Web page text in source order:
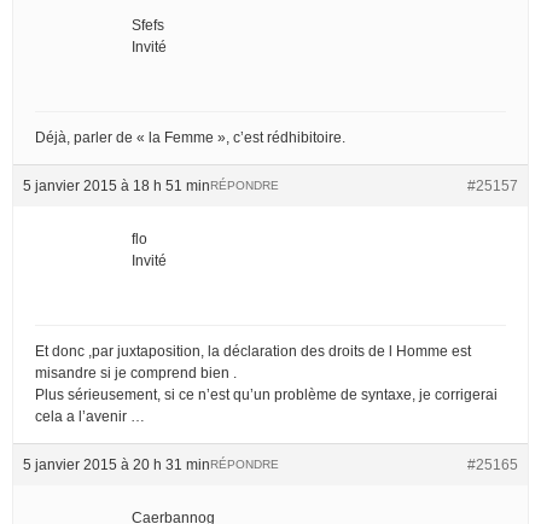
Sfefs
Invité
Déjà, parler de « la Femme », c’est rédhibitoire.
5 janvier 2015 à 18 h 51 min #25157
RÉPONDRE
flo
Invité
Et donc ,par juxtaposition, la déclaration des droits de l Homme est
misandre si je comprend bien .
Plus sérieusement, si ce n’est qu’un problème de syntaxe, je corrigerai
cela a l’avenir …
5 janvier 2015 à 20 h 31 min #25165
RÉPONDRE
Caerbannog